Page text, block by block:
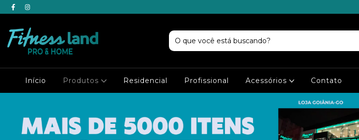
Início Produtos Residencial Profissional Acessórios Contato